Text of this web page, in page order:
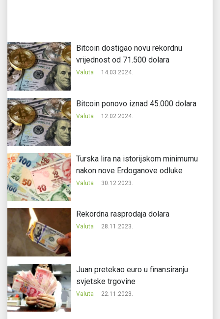
Bitcoin dostigao novu rekordnu
vrijednost od 71.500 dolara
Valuta 14.03.2024.
Bitcoin ponovo iznad 45.000 dolara
Valuta 12.02.2024.
Turska lira na istorijskom minimumu
nakon nove Erdoganove odluke
Valuta 30.12.2023.
Rekordna rasprodaja dolara
Valuta 28.11.2023.
Juan pretekao euro u finansiranju
svjetske trgovine
Valuta 22.11.2023.